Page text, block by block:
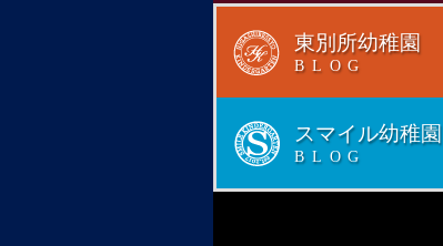
東別所幼稚園
BLOG
スマイル幼稚園
BLOG